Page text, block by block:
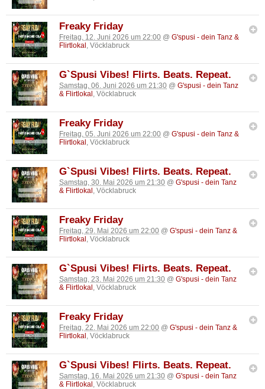
Freaky Friday
Freitag, 12. Juni 2026 um 22:00 @ G'spusi - dein Tanz &
Flirtlokal , Vöcklabruck
G`Spusi Vibes! Flirts. Beats. Repeat.
Samstag, 06. Juni 2026 um 21:30 @ G'spusi - dein Tanz
& Flirtlokal , Vöcklabruck
Freaky Friday
Freitag, 05. Juni 2026 um 22:00 @ G'spusi - dein Tanz &
Flirtlokal , Vöcklabruck
G`Spusi Vibes! Flirts. Beats. Repeat.
Samstag, 30. Mai 2026 um 21:30 @ G'spusi - dein Tanz
& Flirtlokal , Vöcklabruck
Freaky Friday
Freitag, 29. Mai 2026 um 22:00 @ G'spusi - dein Tanz &
Flirtlokal , Vöcklabruck
G`Spusi Vibes! Flirts. Beats. Repeat.
Samstag, 23. Mai 2026 um 21:30 @ G'spusi - dein Tanz
& Flirtlokal , Vöcklabruck
Freaky Friday
Freitag, 22. Mai 2026 um 22:00 @ G'spusi - dein Tanz &
Flirtlokal , Vöcklabruck
G`Spusi Vibes! Flirts. Beats. Repeat.
Samstag, 16. Mai 2026 um 21:30 @ G'spusi - dein Tanz
& Flirtlokal , Vöcklabruck